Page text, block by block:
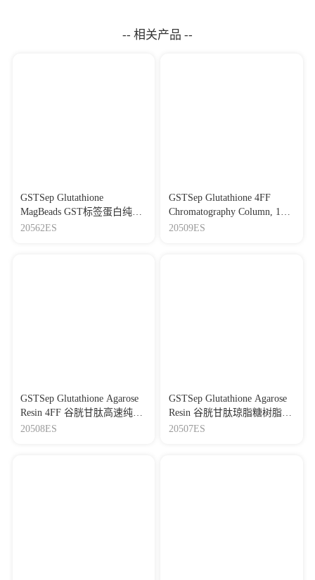
-- 相关产品 --
GSTSep Glutathione
MagBeads GST标签蛋白纯化
磁珠
20562ES
GSTSep Glutathione 4FF
Chromatography Column, 1
mL GST标签蛋白纯化预装
20509ES
GSTSep Glutathione Agarose
Resin 4FF 谷胱甘肽高速纯化
树脂（用于GST标签蛋白纯
20508ES
GSTSep Glutathione Agarose
Resin 谷胱甘肽琼脂糖树脂
（用于GST标签蛋白纯化）
20507ES